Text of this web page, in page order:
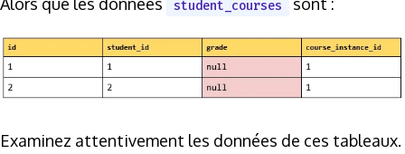
student_courses
Examinez attentivement les données de ces tableaux.